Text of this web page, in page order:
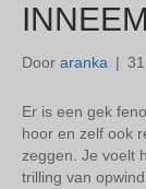
Door aranka |
Er is een gek
hoor en zelf ook
zeggen. Je voelt
trilling van